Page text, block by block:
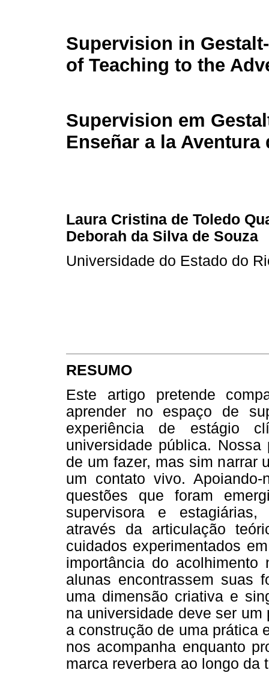
Supervision in
of Teaching to the
Supervision em
Enseñar a la Aventura
Laura Cristina de Toledo
Deborah da Silva de Souza
Universidade do Estado do
RESUMO
Este artigo pretende
aprender no espaço de
experiência de estágio
universidade pública.
de um fazer, mas sim narrar
um contato vivo. Apoiando-
questões que foram
supervisora e estagiárias,
através da articulação
cuidados experimentados
importância do
alunas encontrassem suas
uma dimensão criativa e
na universidade deve ser
a construção de uma prática
nos acompanha enquanto
marca reverbera ao longo da